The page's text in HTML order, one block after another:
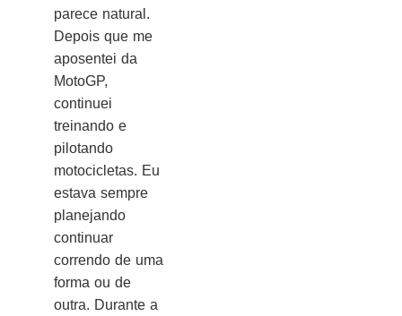
parece natural.
Depois que me
aposentei da
MotoGP,
continuei
treinando e
pilotando
motocicletas. Eu
estava sempre
planejando
continuar
correndo de uma
forma ou de
outra. Durante a